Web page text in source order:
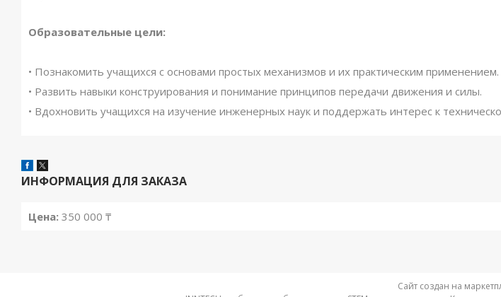
Образовательные цели:
• Познакомить учащихся с основами простых механизмов и их практическим применением.
• Развить навыки конструирования и понимание принципов передачи движения и силы.
• Вдохновить учащихся на изучение инженерных наук и поддержать интерес к
ИНФОРМАЦИЯ ДЛЯ ЗАКАЗА
Цена: 350 000 ₸
Сайт создан на